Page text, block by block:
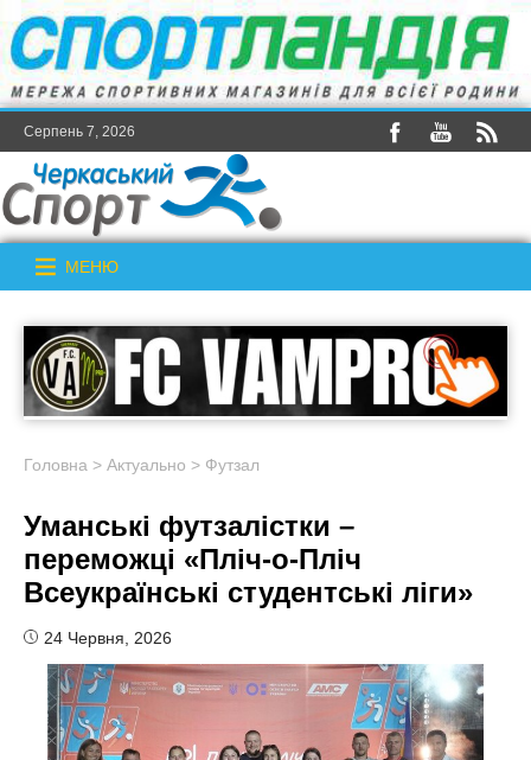
Серпень 7, 2026
МЕНЮ
Головна > Актуально > Футзал
Уманські футзалістки –
переможці «Пліч-о-Пліч
Всеукраїнські студентські ліги»
24 Червня, 2026